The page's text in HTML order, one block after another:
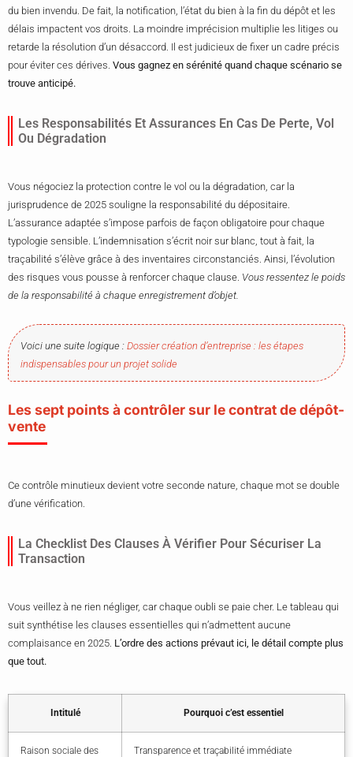
du bien invendu. De fait, la notification, l’état du bien à la fin du dépôt et les
délais impactent vos droits. La moindre imprécision multiplie les litiges ou
retarde la résolution d’un désaccord. Il est judicieux de fixer un cadre précis
pour éviter ces dérives. Vous gagnez en sérénité quand chaque scénario se
trouve anticipé.
Les Responsabilités Et Assurances En Cas De Perte, Vol
Ou Dégradation
Vous négociez la protection contre le vol ou la dégradation, car la
jurisprudence de 2025 souligne la responsabilité du dépositaire.
L’assurance adaptée s’impose parfois de façon obligatoire pour chaque
typologie sensible. L’indemnisation s’écrit noir sur blanc, tout à fait, la
traçabilité s’élève grâce à des inventaires circonstanciés. Ainsi, l’évolution
des risques vous pousse à renforcer chaque clause. Vous ressentez le poids
de la responsabilité à chaque enregistrement d’objet.
Voici une suite logique : Dossier création d’entreprise : les étapes
indispensables pour un projet solide
Les sept points à contrôler sur le contrat de dépôt-
vente
Ce contrôle minutieux devient votre seconde nature, chaque mot se double
d’une vérification.
La Checklist Des Clauses À Vérifier Pour Sécuriser La
Transaction
Vous veillez à ne rien négliger, car chaque oubli se paie cher. Le tableau qui
suit synthétise les clauses essentielles qui n’admettent aucune
complaisance en 2025. L’ordre des actions prévaut ici, le détail compte plus
que tout.
Intitulé Pourquoi c’est essentiel
Raison sociale des Transparence et traçabilité immédiate